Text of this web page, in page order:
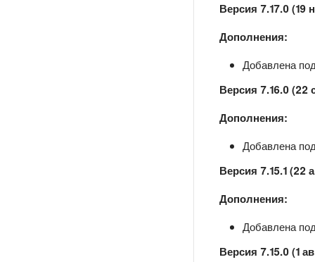
Версия 7.17.0 (19
Дополнения:
Добавлена
Версия 7.16.0 (22
Дополнения:
Добавлена
Версия 7.15.1 (22
Дополнения:
Добавлена
Версия 7.15.0 (1